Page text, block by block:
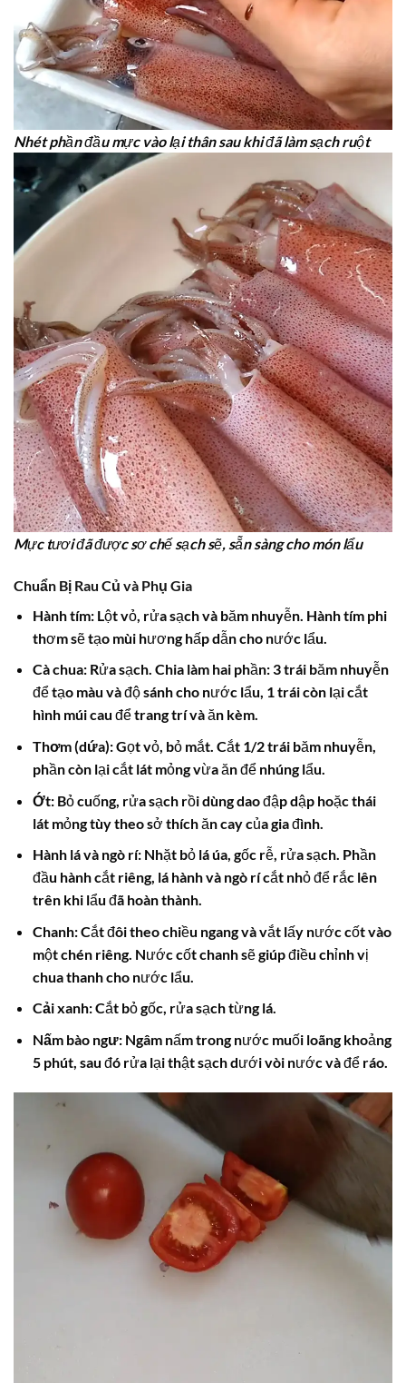
Nhét phần đầu mực vào lại thân sau khi đã làm sạch ruột
Mực tươi đã được sơ chế sạch sẽ, sẵn sàng cho món lẩu
Chuẩn Bị Rau Củ và Phụ Gia
Hành tím:Lột vỏ, rửa sạch và băm nhuyễn. Hành tím phi
thơm sẽ tạo mùi hương hấp dẫn cho nước lẩu.
Cà chua:Rửa sạch. Chia làm hai phần: 3 trái băm nhuyễn
để tạo màu và độ sánh cho nước lẩu, 1 trái còn lại cắt
hình múi cau để trang trí và ăn kèm.
Thơm (dứa):Gọt vỏ, bỏ mắt. Cắt 1/2 trái băm nhuyễn,
phần còn lại cắt lát mỏng vừa ăn để nhúng lẩu.
Ớt:Bỏ cuống, rửa sạch rồi dùng dao đập dập hoặc thái
lát mỏng tùy theo sở thích ăn cay của gia đình.
Hành lá và ngò rí:Nhặt bỏ lá úa, gốc rễ, rửa sạch. Phần
đầu hành cắt riêng, lá hành và ngò rí cắt nhỏ để rắc lên
trên khi lẩu đã hoàn thành.
Chanh:Cắt đôi theo chiều ngang và vắt lấy nước cốt vào
một chén riêng. Nước cốt chanh sẽ giúp điều chỉnh vị
chua thanh cho nước lẩu.
Cải xanh:Cắt bỏ gốc, rửa sạch từng lá.
Nấm bào ngư:Ngâm nấm trong nước muối loãng khoảng
5 phút, sau đó rửa lại thật sạch dưới vòi nước và để ráo.